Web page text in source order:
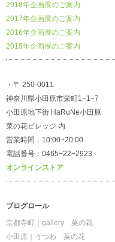
2018年企画展のご案内
2017年企画展のご案内
2016年企画展のご案内
2015年企画展のご案内
・〒 250-0011
神奈川県小田原市栄町1−1−7
小田原地下街 HaRuNe小田原
菜の花ビレッジ 内
営業時間：10:00~20:00
電話番号：0465−22−2923
オンラインストア
ブログロール
京都寺町｜gallery 菜の花
小田原｜うつわ 菜の花